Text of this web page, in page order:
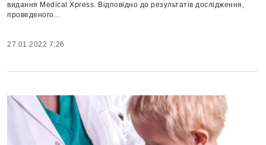
видання Medical Xpress. Відповідно до результатів дослідження,
проведеного...
27.01.2022 7:26